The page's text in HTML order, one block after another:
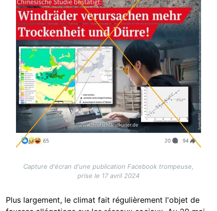
Capture d'écran d'une publication Facebook trompeuse,
prise le 17 avril 2024
Plus largement, le climat fait régulièrement l'objet de